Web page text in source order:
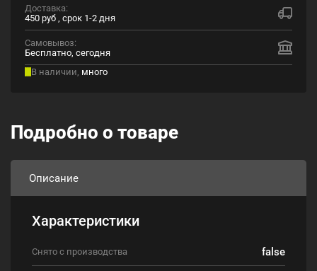
Доставка:
450 руб , срок 1-2 дня
Самовывоз:
Бесплатно, сегодня
В наличии, много
Подробно о товаре
Описание
Характеристики
Снято с производства false